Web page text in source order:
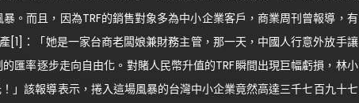
。而且，因為TRF的銷售對象多為中小企業客戶，商業周刊曾報導，有
[1]：「她是一家台商老闆娘兼財務主管，那一天，中國人行意外放手讓
匯率逐步走向自由化。對賭人民幣升值的TRF瞬間出現巨幅虧損，林小
」該報導表示，捲入這場風暴的台灣中小企業竟然高達三千七百九十七